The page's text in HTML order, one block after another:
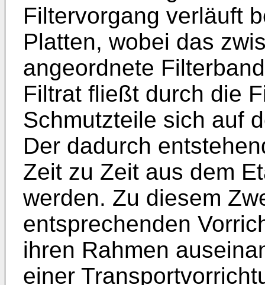
Filtervorgang verläuft
Platten, wobei das
angeordnete
Filtrat fließt durch die
Schmutzteile sich auf
Der dadurch
Zeit zu Zeit aus dem
werden. Zu diesem
entsprechenden
ihren Rahmen
einer